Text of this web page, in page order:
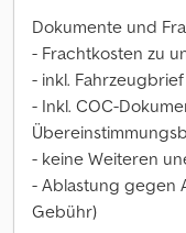
Dokumente und
- Frachtkosten zu
- inkl.
- Inkl. COC-
- keine Weiteren
- Ablastung gegen
Gebühr)